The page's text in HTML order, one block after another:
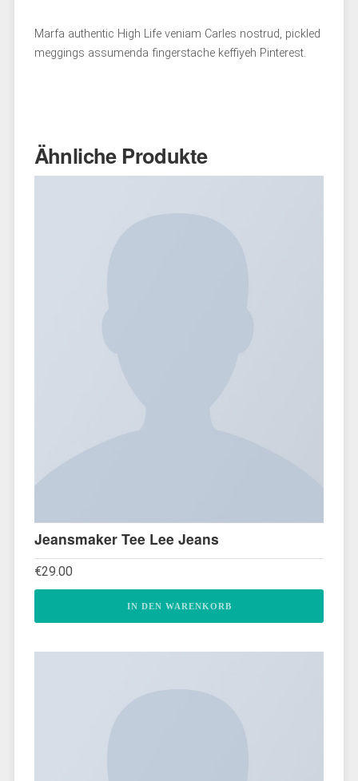
Marfa authentic High Life veniam Carles nostrud, pickled
meggings assumenda fingerstache keffiyeh Pinterest.
Ähnliche Produkte
Jeansmaker Tee Lee Jeans
€29.00
IN DEN WARENKORB